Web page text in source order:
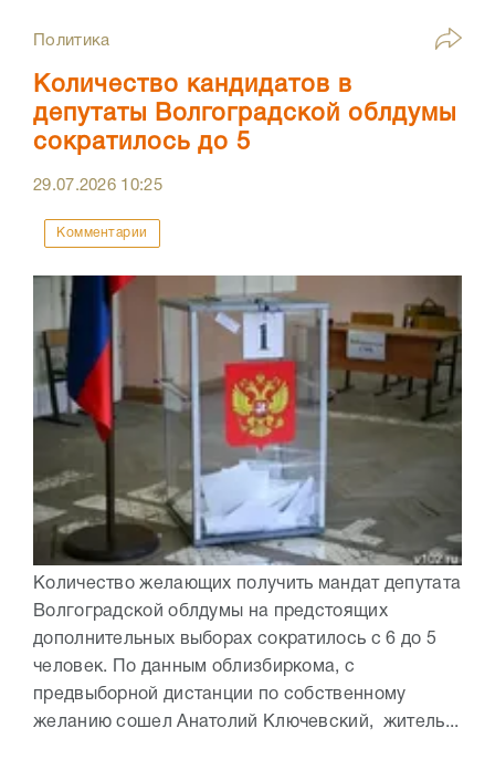
Политика
Количество кандидатов в
депутаты Волгоградской облдумы
сократилось до 5
29.07.2026 10:25
Комментарии
Количество желающих получить мандат депутата
Волгоградской облдумы на предстоящих
дополнительных выборах сократилось с 6 до 5
человек. По данным облизбиркома, с
предвыборной дистанции по собственному
желанию сошел Анатолий Ключевский, житель...